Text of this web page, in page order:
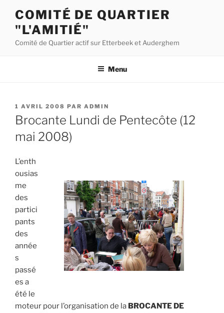
contenu
principal
COMITÉ DE QUARTIER
"L'AMITIÉ"
Comité de Quartier actif sur Etterbeek et Auderghem
Menu
PUBLIÉ
LE
1 AVRIL 2008 PAR ADMIN
Brocante Lundi de Pentecôte (12
mai 2008)
L’enth
ousias
me
des
partici
pants
des
année
s
passé
es a
été le
moteur pour l’organisation de la BROCANTE DE